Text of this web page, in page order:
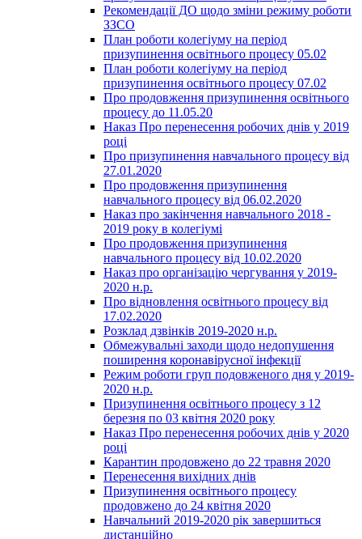
Рекомендації ДО щодо зміни режиму роботи
ЗЗСО
План роботи колегіуму на період
призупинення освітнього процесу 05.02
План роботи колегіуму на період
призупинення освітнього процесу 07.02
Про продовження призупинення освітнього
процесу до 11.05.20
Наказ Про перенесення робочих днів у 2019
році
Про призупинення навчального процесу від
27.01.2020
Про продовження призупинення
навчального процесу від 06.02.2020
Наказ про закінчення навчального 2018 -
2019 року в колегіумі
Про продовження призупинення
навчального процесу від 10.02.2020
Наказ про організацію чергування у 2019-
2020 н.р.
Про відновлення освітнього процесу від
17.02.2020
Розклад дзвінків 2019-2020 н.р.
Обмежувальні заходи щодо недопушення
поширення коронавірусної інфекції
Режим роботи груп подовженого дня у 2019-
2020 н.р.
Призупинення освітнього процесу з 12
березня по 03 квітня 2020 року
Наказ Про перенесення робочих днів у 2020
році
Карантин продовжено до 22 травня 2020
Перенесення вихідних днів
Призупинення освітнього процесу
продовжено до 24 квітня 2020
Навчальний 2019-2020 рік завершиться
дистанційно